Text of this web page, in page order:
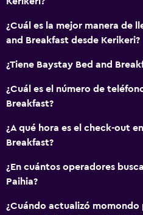
¿Cuál es la mejor manera de
and Breakfast desde Kerikeri?
¿Tiene Baystay Bed and
¿Cuál es el número de
Breakfast?
¿A qué hora es el check-out
Breakfast?
¿En cuántos operadores
Paihia?
¿Cuándo actualizó momondo